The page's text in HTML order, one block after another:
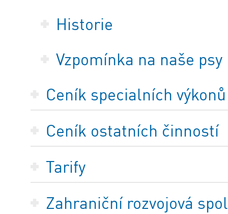
Historie
Vzpomínka na naše psy
Ceník specialních výkonů
Ceník ostatních činností
Tarify
Zahraniční rozvojová